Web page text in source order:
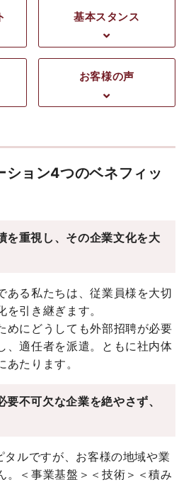
基本スタンス
お客様の声
ション4つのベネフィッ
を重視し、その企業文化を大
ある私たちは、従業員様を大切
引き継ぎます。
めにどうしても外部招聘が必要
、適任者を派遣。ともに社内体
たります。
不可欠な企業を絶やさず、
タルですが、お客様の地域や業
。＜事業基盤＞＜技術＞＜積み